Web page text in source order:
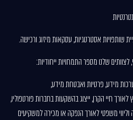
שותפויות אסטרטגיות, עסקאות מיזוג ורכישה.
שלנו מספר התמחויות ייחודיות:
מידע, פרטיות ואבטחת מידע,
לאורך חיי הקרן, ייצוג בהשקעות בחברות פורטפוליו,
משפטי לאורך הנפקה או מכירה למשקיעים